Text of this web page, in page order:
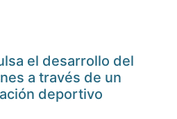
el desarrollo del
a través de un
deportivo